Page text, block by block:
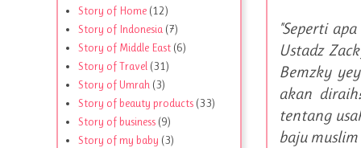
"Seperti
Ustadz
Bemzky
akan
tentang
baju
Story of Home (12)
Story of Indonesia (7)
Story of Middle East (6)
Story of Travel (31)
Story of Umrah (3)
Story of beauty products (33)
Story of business (9)
Story of my baby (3)